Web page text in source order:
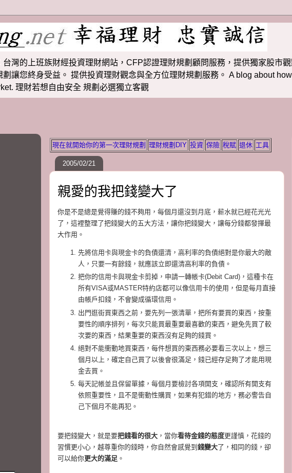
台灣的上班族財經投資理財網站，CFP認證理財規劃顧問服務，提供獨家股市
劃讓您終身受益。 提供投資理財觀念與全方位理財規劃服務。 A blog about
理財若想自由安全 規劃必選獨立客觀
現在就開始你的第一次理財規劃 理財規劃DIY 投資 保險 稅賦 退休 工具
2005/02/21
親愛的我把錢變大了
你是不是總是覺得賺的錢不夠用，每個月還沒到月底，薪水就已經花光光
了，這裡整理了把錢變大的五大方法，讓你把錢變大，讓每分錢都發揮最
大作用。
先將信用卡與現金卡的負債還清，高利率的負債絕對是你最大的敵
人，只要一有餘錢，就應該立即還清高利率的負債。
把你的信用卡與現金卡剪掉，申請一轉帳卡(Debit Card)，這種卡在
所有VISA或MASTER特約店都可以像信用卡的使用，但是每月直接
由帳戶扣錢，不會變成循環信用。
出門逛街買東西之前，要先列一張清單，把所有要買的東西，按重
要性的順序排列，每次只能買最重要最喜歡的東西，避免先買了較
次要的東西，結果重要的東西沒有足夠的錢買。
絕對不能衝動地買東西，每件想買的東西務必要看三次以上，想三
個月以上，確定自己買了以後會很滿足，錢已經存足夠了才能用現
金去買。
每天記帳並且保留單據，每個月要檢討各項開支，確認所有開支有
依照重要性，且不是衝動性購買，如果有犯錯的地方，務必警告自
己下個月不能再犯。
要把錢變大，就是要把錢看的很大 ，當你看待金錢的態度更謹慎，花錢的
習慣更小心，越尊重你的錢時，你自然會感覺到 錢變大了，相同的錢，卻
可以給你更大的滿足 。